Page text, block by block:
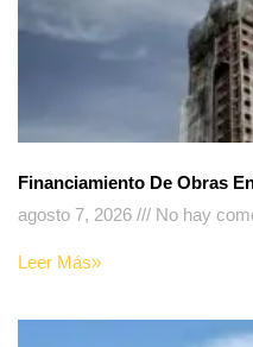
Financiamiento De Obras
agosto 7, 2026
No hay
Leer Más»